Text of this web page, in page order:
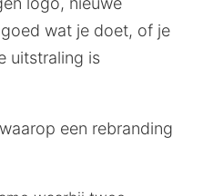
wat je doet, of je
uitstraling is
een rebranding